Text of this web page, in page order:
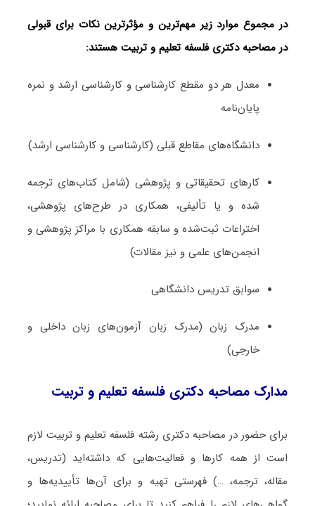
در مجموع موارد زیر مهم‌ترین و مؤثرترین نکات برای قبولی
در مصاحبه دکتری فلسفه تعلیم و تربیت هستند:
معدل هر دو مقطع کارشناسی و کارشناسی ارشد و نمره
پایان‌نامه
دانشگاه‌های مقاطع قبلی (کارشناسی و کارشناسی ارشد)
کارهای تحقیقاتی و پژوهشی (شامل کتاب‌های ترجمه­‌
شده و یا تألیفی، همکاری در طرح‌های پژوهشی،
اختراعات ثبت‌­شده و سابقه همکاری با مراکز پژوهشی و
انجمن‌های علمی و نیز مقالات)
سوابق تدریس دانشگاهی
مدرک زبان (مدرک زبان آزمون‌های زبان داخلی و
خارجی)
مدارک مصاحبه دکتری فلسفه تعلیم و تربیت
برای حضور در مصاحبه دکتری رشته فلسفه تعلیم و تربیت لازم
است از همه کارها و فعالیت‌هایی که داشته‌اید (تدریس،
مقاله، ترجمه، …) فهرستی تهیه و برای آن‌ها تأییدیه‌ها و